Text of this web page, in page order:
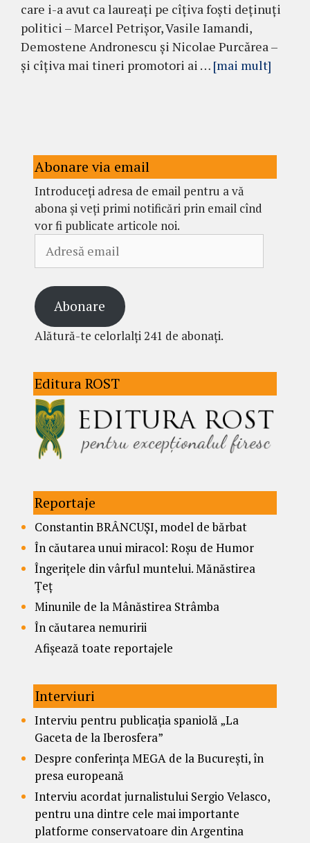
care i-a avut ca laureați pe cîțiva foști deținuți
politici – Marcel Petrișor, Vasile Iamandi,
Demostene Andronescu și Nicolae Purcărea –
și cîțiva mai tineri promotori ai … [mai mult]
Abonare via email
Introduceți adresa de email pentru a vă
abona și veți primi notificări prin email cînd
vor fi publicate articole noi.
email
Abonare
Alătură-te celorlalți 241 de abonați.
Editura ROST
Reportaje
Constantin BRÂNCUȘI, model de bărbat
În căutarea unui miracol: Roșu de Humor
Îngerițele din vârful muntelui. Mănăstirea
Țeț
Minunile de la Mânăstirea Strâmba
În căutarea nemuririi
Afișează toate reportajele
Interviuri
Interviu pentru publicația spaniolă „La
Gaceta de la Iberosfera”
Despre conferința MEGA de la București, în
presa europeană
Interviu acordat jurnalistului Sergio Velasco,
pentru una dintre cele mai importante
platforme conservatoare din Argentina